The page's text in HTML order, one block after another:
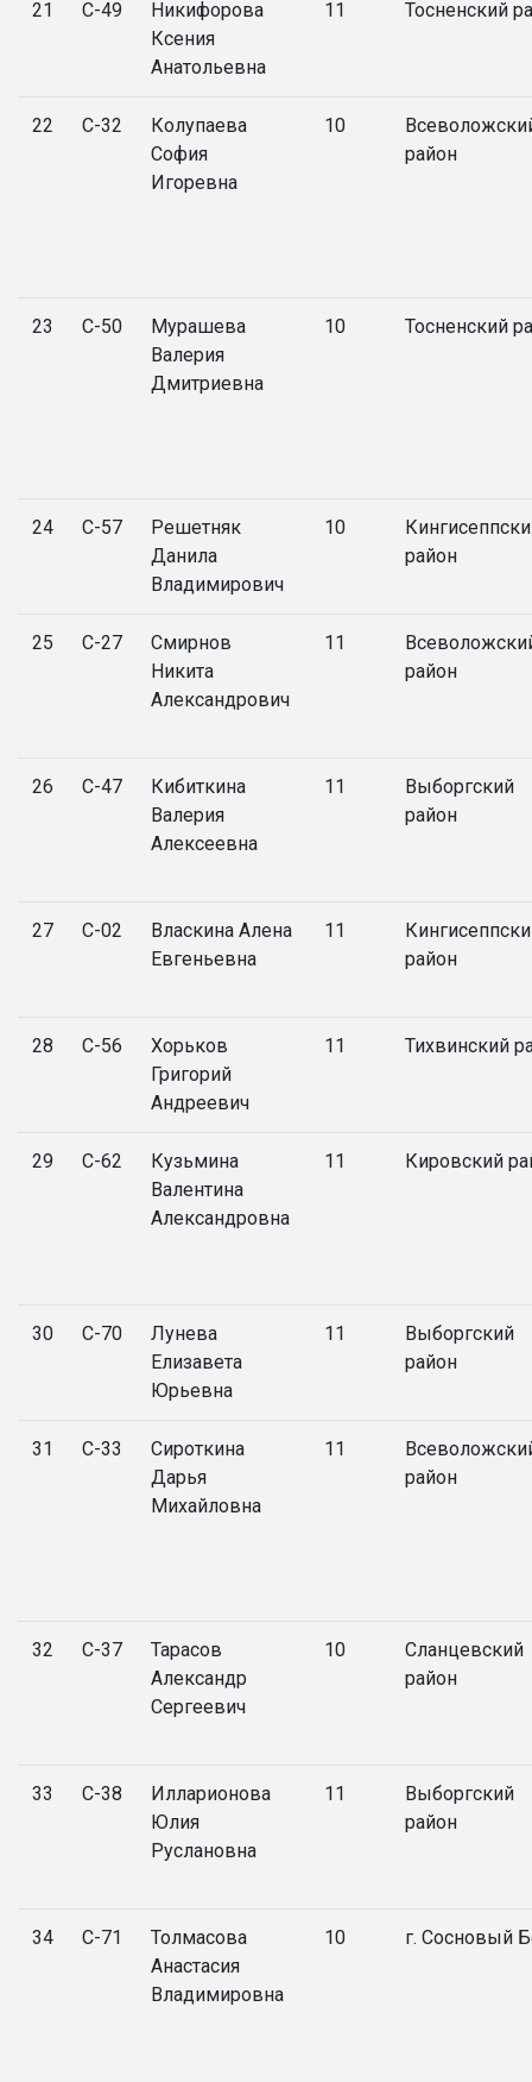
21 С-49
Никифорова
Ксения
Анатольевна
11 Тосненский
22 С-32
Колупаева
София
Игоревна
10
район
23 С-50
Мурашева
Валерия
Дмитриевна
10 Тосненский
24 С-57
Решетняк
Данила
Владимирович
10
район
25 С-27
Смирнов
Никита
Александрович
11
район
26 С-47
Кибиткина
Валерия
Алексеевна
11
Выборгский
район
27 С-02
Власкина Алена
Евгеньевна
11
район
28 С-56
Хорьков
Григорий
Андреевич
11 Тихвинский
29 С-62
Кузьмина
Валентина
Александровна
11 Кировский
30 С-70
Лунева
Елизавета
Юрьевна
11
Выборгский
район
31 С-33
Сироткина
Дарья
Михайловна
11
район
32 С-37
Тарасов
Александр
Сергеевич
10
Сланцевский
район
33 С-38
Илларионова
Юлия
Руслановна
11
Выборгский
район
34 С-71
Толмасова
Анастасия
Владимировна
10 г. Сосновый